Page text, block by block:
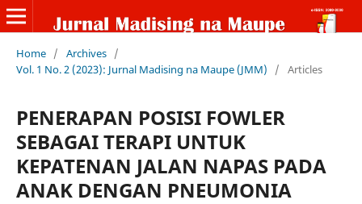
Home / Archives /
Vol. 1 No. 2 (2023): Jurnal Madising na Maupe (JMM)
/ Articles
PENERAPAN POSISI FOWLER
SEBAGAI TERAPI UNTUK
KEPATENAN JALAN NAPAS PADA
ANAK DENGAN PNEUMONIA